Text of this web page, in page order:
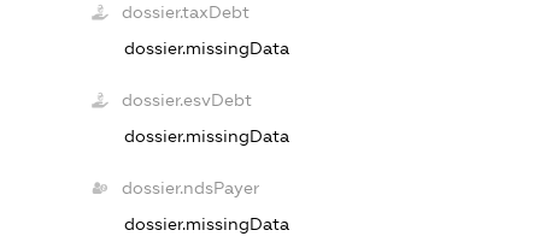
dossier.taxDebt
dossier.missingData
dossier.esvDebt
dossier.missingData
dossier.ndsPayer
dossier.missingData